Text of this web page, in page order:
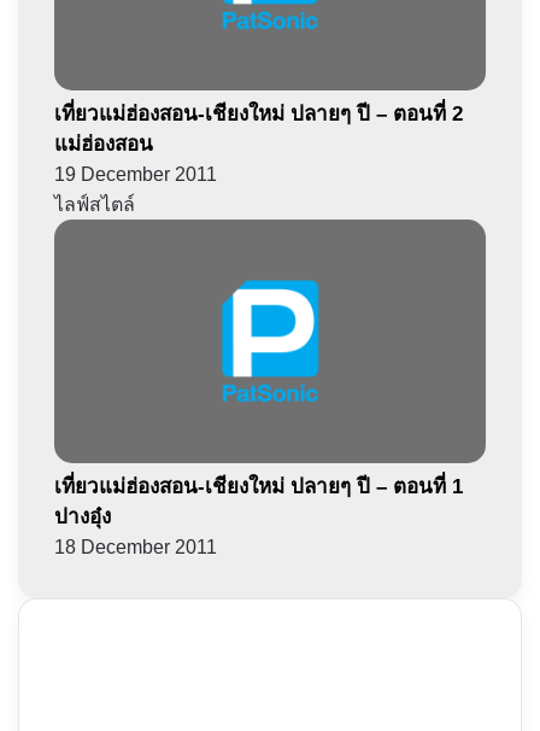
เที่ยวแม่ฮ่องสอน-เชียงใหม่ ปลายๆ ปี – ตอนที่ 2
แม่ฮ่องสอน
19 December 2011
ไลฟ์สไตล์
เที่ยวแม่ฮ่องสอน-เชียงใหม่ ปลายๆ ปี – ตอนที่ 1
ปางอุ๋ง
18 December 2011